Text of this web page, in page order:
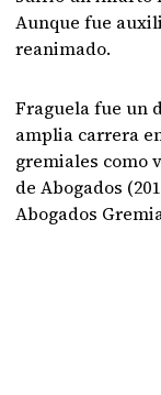
Aunque fue
reanimado.
Fraguela fue un
amplia carrera
gremiales como
de Abogados
Abogados